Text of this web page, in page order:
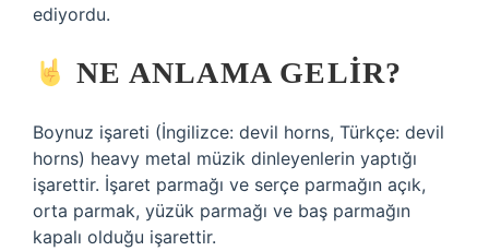
ediyordu.
NE ANLAMA GELIR?
Boynuz işareti (İngilizce: devil horns, Türkçe: devil
horns) heavy metal müzik dinleyenlerin yaptığı
işarettir. İşaret parmağı ve serçe parmağın açık,
orta parmak, yüzük parmağı ve baş parmağın
kapalı olduğu işarettir.